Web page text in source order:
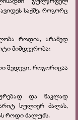
საქმე, როგორც
როდია, არამედ
მიმდევრობა;
შედეგი, როგორიცაა
და ნაკლად
სულიერ ძალას,
როდი ძალუძს.